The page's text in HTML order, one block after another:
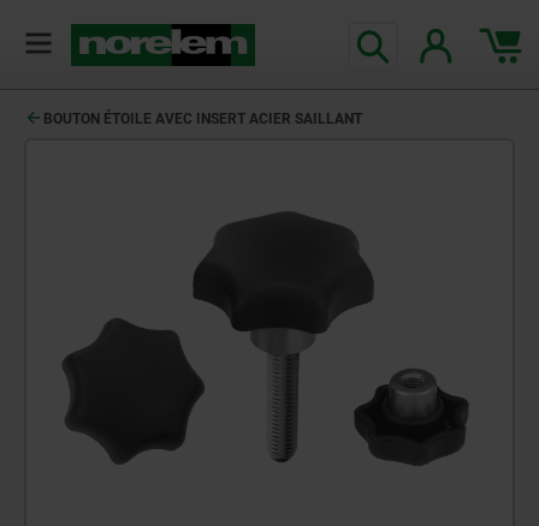
BOUTON ÉTOILE AVEC INSERT ACIER SAILLANT